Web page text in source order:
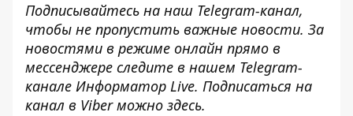
Подписывайтесь на наш Telegram-канал,
чтобы не пропустить важные новости. За
новостями в режиме онлайн прямо в
мессенджере следите в нашем Telegram-
канале Информатор Live. Подписаться на
канал в Viber можно здесь.